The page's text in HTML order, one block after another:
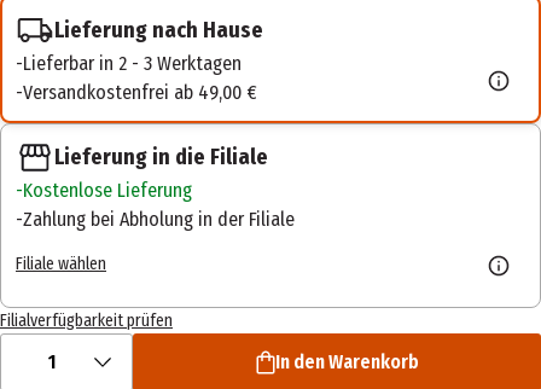
Lieferung nach Hause
Lieferbar in 2 - 3 Werktagen
Versandkostenfrei ab 49,00 €
Lieferung in die Filiale
Kostenlose Lieferung
Zahlung bei Abholung in der Filiale
Filiale wählen
Filialverfügbarkeit prüfen
1 In den Warenkorb